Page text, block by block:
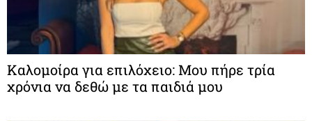
Καλομοίρα για επιλόχειο: Μου πήρε τρία
χρόνια να δεθώ με τα παιδιά μου